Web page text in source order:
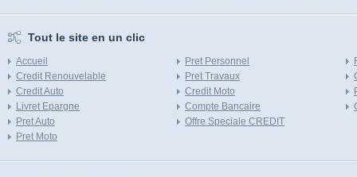
Tout le site en un clic
Accueil
Credit Renouvelable
Credit Auto
Livret Epargne
Pret Auto
Pret Moto
Pret Personnel
Pret Travaux
Credit Moto
Compte Bancaire
Offre Speciale CREDIT